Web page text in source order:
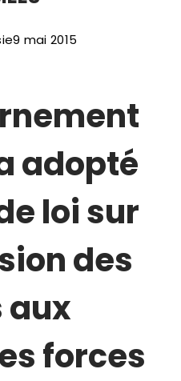
9 mai 2015
adopté
loi sur
des
forces